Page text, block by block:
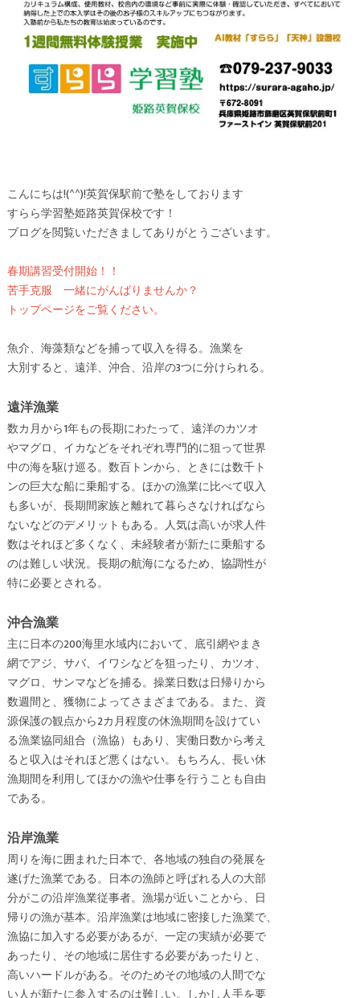
こんにちは!(^^)!英賀保駅前で塾をしております
すらら学習塾姫路英賀保校です！
ブログを閲覧いただきましてありがとうございます。
春期講習受付開始！！
苦手克服 一緒にがんばりませんか？
トップページをご覧ください。
魚介、海藻類などを捕って収入を得る。漁業を
大別すると、遠洋、沖合、沿岸の3つに分けられる。
遠洋漁業
数カ月から1年もの長期にわたって、遠洋のカツオ
やマグロ、イカなどをそれぞれ専門的に狙って世界
中の海を駆け巡る。数百トンから、ときには数千ト
ンの巨大な船に乗船する。ほかの漁業に比べて収入
も多いが、長期間家族と離れて暮らさなければなら
ないなどのデメリットもある。人気は高いが求人件
数はそれほど多くなく、未経験者が新たに乗船する
のは難しい状況。長期の航海になるため、協調性が
特に必要とされる。
沖合漁業
主に日本の200海里水域内において、底引網やまき
網でアジ、サバ、イワシなどを狙ったり、カツオ、
マグロ、サンマなどを捕る。操業日数は日帰りから
数週間と、獲物によってさまざまである。また、資
源保護の観点から2カ月程度の休漁期間を設けてい
る漁業協同組合（漁協）もあり、実働日数から考え
ると収入はそれほど悪くはない。もちろん、長い休
漁期間を利用してほかの漁や仕事を行うことも自由
である。
沿岸漁業
周りを海に囲まれた日本で、各地域の独自の発展を
遂げた漁業である。日本の漁師と呼ばれる人の大部
分がこの沿岸漁業従事者。漁場が近いことから、日
帰りの漁が基本。沿岸漁業は地域に密接した漁業で、
漁協に加入する必要があるが、一定の実績が必要で
あったり、その地域に居住する必要があったりと、
高いハードルがある。そのためその地域の人間でな